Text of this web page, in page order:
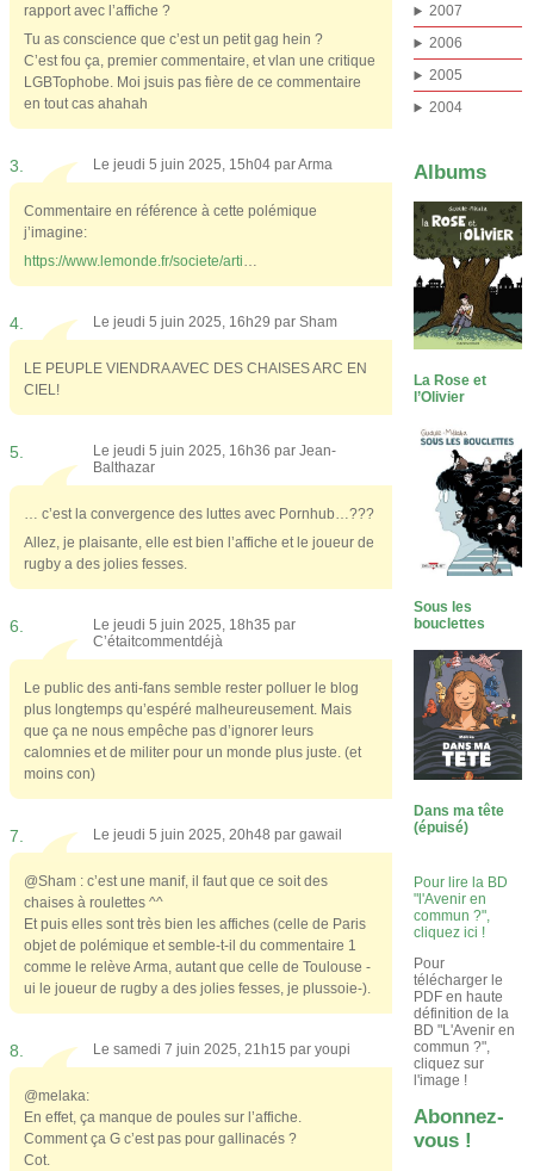
rapport avec l’affiche ?
Tu as conscience que c’est un petit gag hein ?
C’est fou ça, premier commentaire, et vlan une critique
LGBTophobe. Moi jsuis pas fière de ce commentaire
en tout cas ahahah
3. Le jeudi 5 juin 2025, 15h04 parArma
Commentaire en référence à cette polémique
j’imagine:
https://www.lemonde.fr/societe/arti…
4. Le jeudi 5 juin 2025, 16h29 par Sham
LE PEUPLE VIENDRA AVEC DES CHAISES ARC EN
CIEL!
5. Le jeudi 5 juin 2025, 16h36 par Jean-
Balthazar
… c’est la convergence des luttes avec Pornhub…???
Allez, je plaisante, elle est bien l’affiche et le joueur de
rugby a des jolies fesses.
6.
Le jeudi 5 juin 2025, 18h35 par
C’étaitcommentdéjà
Le public des anti-fans semble rester polluer le blog
plus longtemps qu’espéré malheureusement. Mais
que ça ne nous empêche pas d’ignorer leurs
calomnies et de militer pour un monde plus juste. (et
moins con)
7. Le jeudi 5 juin 2025, 20h48 par gawail
@Sham : c’est une manif, il faut que ce soit des
chaises à roulettes ^^
Et puis elles sont très bien les affiches (celle de Paris
objet de polémique et semble-t-il du commentaire 1
comme le relève Arma, autant que celle de Toulouse -
ui le joueur de rugby a des jolies fesses, je plussoie-).
8. Le samedi 7 juin 2025, 21h15 par youpi
@melaka:
En effet, ça manque de poules sur l’affiche.
Comment ça G c’est pas pour gallinacés ?
Cot.
2007
2006
2005
2004
Albums
La Rose et
l’Olivier
Sous les
bouclettes
Dans ma tête
(épuisé)
Pour lire la BD
"l'Avenir en
commun ?",
cliquez ici !
Pour
télécharger le
PDF en haute
définition de la
BD "L'Avenir en
commun ?",
cliquez sur
l'image !
Abonnez-
vous !